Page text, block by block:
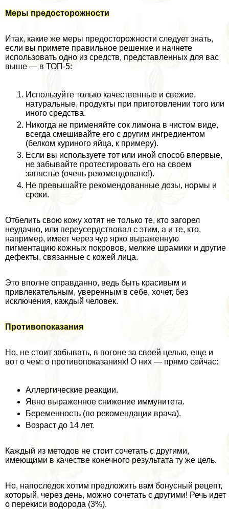
Меры предосторожности
Итак, какие же меры предосторожности следует знать,
если вы примете правильное решение и начнете
использовать одно из средств, представленных для вас
выше — в ТОП-5:
Используйте только качественные и свежие,
натуральные, продукты при приготовлении того или
иного средства.
Никогда не применяйте сок лимона в чистом виде,
всегда смешивайте его с другим ингредиентом
(белком куриного яйца, к примеру).
Если вы используете тот или иной способ впервые,
не забывайте протестировать его на своем
запястье (очень рекомендовано!).
Не превышайте рекомендованные дозы, нормы и
сроки.
Отбелить свою кожу хотят не только те, кто загорел
неудачно, или переусердствовал с этим, а и те, кто,
например, имеет через чур ярко выраженную
пигментацию кожных покровов, мелкие шрамики и другие
дефекты, связанные с кожей лица.
Это вполне оправданно, ведь быть красивым и
привлекательным, уверенным в себе, хочет, без
исключения, каждый человек.
Противопоказания
Но, не стоит забывать, в погоне за своей целью, еще и
вот о чем: о противопоказаниях! О них — прямо сейчас:
Аллергические реакции.
Явно выраженное снижение иммунитета.
Беременность (по рекомендации врача).
Возраст до 14 лет.
Каждый из методов не стоит сочетать с другими,
имеющими в качестве конечного результата ту же цель.
Но, напоследок хотим предложить вам бонусный рецепт,
который, через день, можно сочетать с другими! Речь идет
о перекиси водорода (3%).